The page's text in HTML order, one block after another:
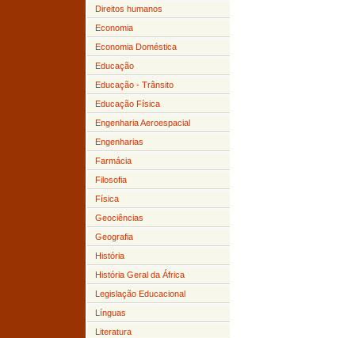
Direitos humanos
Economia
Economia Doméstica
Educação
Educação - Trânsito
Educação Física
Engenharia Aeroespacial
Engenharias
Farmácia
Filosofia
Física
Geociências
Geografia
História
História Geral da África
Legislação Educacional
Línguas
Literatura